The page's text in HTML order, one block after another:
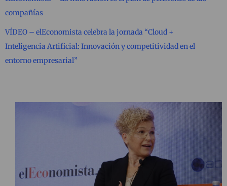
compañías
VÍDEO – elEconomista celebra la jornada “Cloud +
Inteligencia Artificial: Innovación y competitividad en el
entorno empresarial”